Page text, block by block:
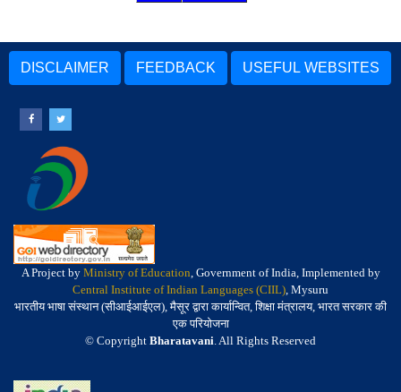
DISCLAIMER FEEDBACK USEFUL WEBSITES
A Project by Ministry of Education, Government of India, Implemented by
Central Institute of Indian Languages (CIIL), Mysuru
भारतीय भाषा संस्थान (सीआईआईएल), मैसूर द्वारा कार्यान्वित, शिक्षा मंत्रालय, भारत सरकार की
एक परियोजना
© Copyright Bharatavani. All Rights Reserved